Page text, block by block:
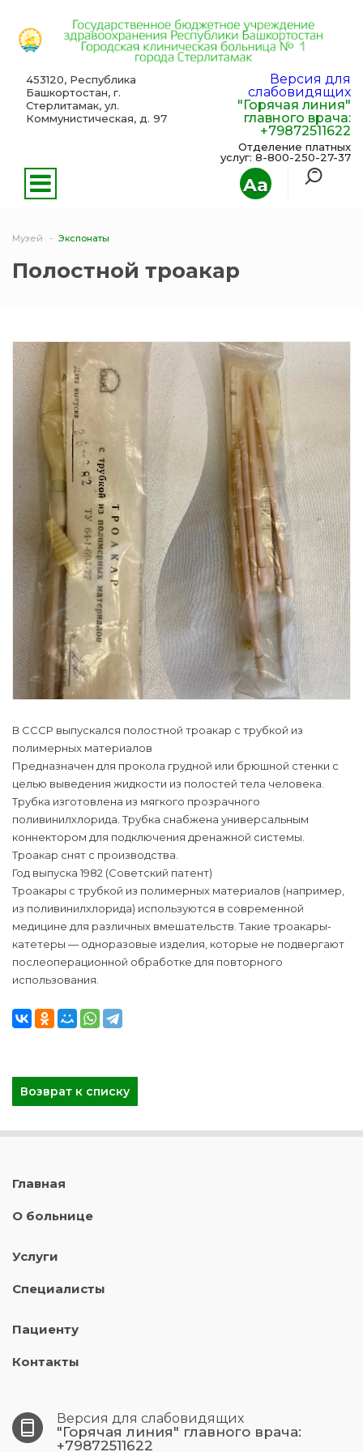
Aa
453120, Республика
Башкортостан, г.
Стерлитамак, ул.
Коммунистическая, д. 97
Версия для
слабовидящих
"Горячая линия"
главного врача:
+79872511622
Отделение платных
услуг: 8-800-250-27-37
Музей Экспонаты
Полостной троакар
В СССР выпускался полостной троакар с трубкой из
полимерных материалов
Предназначен для прокола грудной или брюшной стенки с
целью выведения жидкости из полостей тела человека.
Трубка изготовлена из мягкого прозрачного
поливинилхлорида. Трубка снабжена универсальным
коннектором для подключения дренажной системы.
Троакар снят с производства.
Год выпуска 1982 (Советский патент)
Троакары с трубкой из полимерных материалов (например,
из поливинилхлорида) используются в современной
медицине для различных вмешательств. Такие троакары-
катетеры — одноразовые изделия, которые не подвергают
послеоперационной обработке для повторного
использования.
Возврат к списку
Главная
О больнице
Услуги
Специалисты
Пациенту
Контакты
Версия для слабовидящих
"Горячая линия" главного врача:
+79872511622